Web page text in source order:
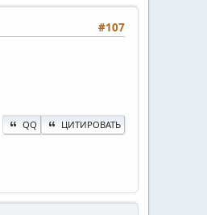
#107
QQ ЦИТИРОВАТЬ